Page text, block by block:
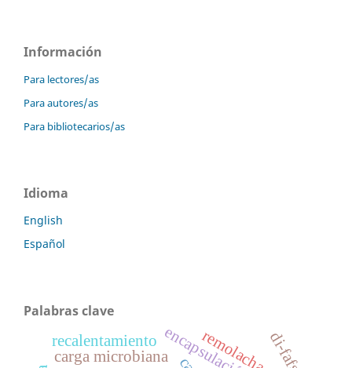
Información
Para lectores/as
Para autores/as
Para bibliotecarios/as
Idioma
English
Español
Palabras clave
encapsulación
remolacha
carga microbiana
recalentamiento di-fafs